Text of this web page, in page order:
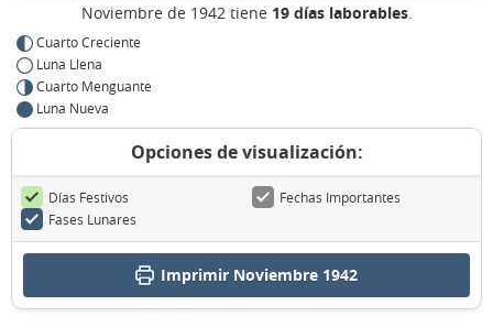
Noviembre de 1942 tiene 19 días laborables.
Cuarto Creciente
Luna Llena
Cuarto Menguante
Luna Nueva
Opciones de visualización:
Días Festivos
Fechas Importantes
Fases Lunares
Imprimir Noviembre 1942